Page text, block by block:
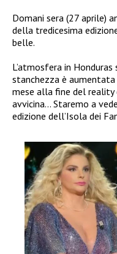
Domani sera (27 aprile)
della tredicesima
belle.
L’atmosfera in
stanchezza è aumentata
mese alla fine del
avvicina… Staremo a
edizione dell’Isola dei